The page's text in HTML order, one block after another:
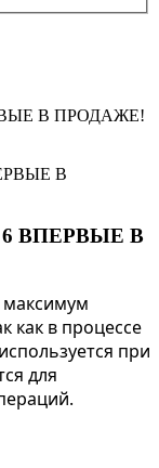
В ПРОДАЖЕ!
ВПЕРВЫЕ В
максимум
как в процессе
при
для